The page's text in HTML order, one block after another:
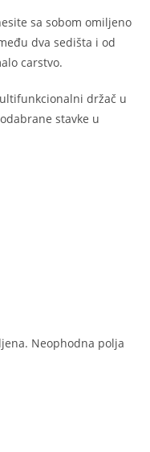
sa sobom omiljeno
dva sedišta i od
carstvo.
držač u
stavke u
Neophodna polja